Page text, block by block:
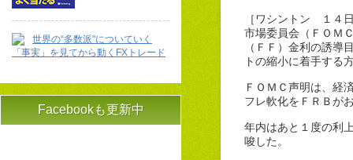
［ワシントン １４
市場委員会（ＦＯＭ
（ＦＦ）金利の誘
トの縮小に着手する
ＦＯＭＣ声明は、経
フレ軟化をＦＲＢが
年内はあと１度の利
唆した。
世界の“多数派"についていく
「事実」を見てから動くFXトレード
Facebookも更新中